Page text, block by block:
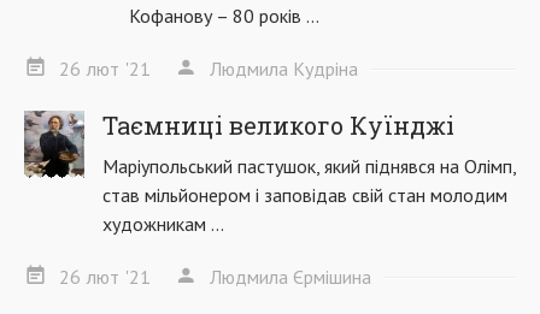
Кофанову – 80 років ...
26 лют '21 Людмила Кудріна
Таємниці великого Куїнджі
Маріупольський пастушок, який піднявся на Олімп,
став мільйонером і заповідав свій стан молодим
художникам ...
26 лют '21 Людмила Єрмішина